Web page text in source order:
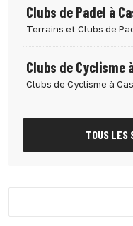
Clubs de Padel à
Terrains et Clubs de
Clubs de Cyclisme
Clubs de Cyclisme à
TOUS LES